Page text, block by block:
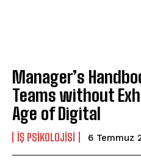
Manager’s
Teams without
Age of Digital
İŞ PSIKOLOJISI 6 Temmuz